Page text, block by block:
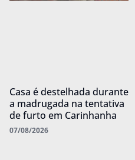
Casa é destelhada durante
a madrugada na tentativa
de furto em Carinhanha
07/08/2026